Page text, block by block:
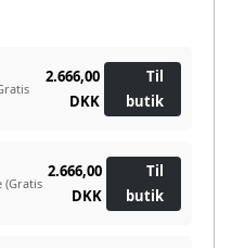
2.666,00
DKK
Til
butik
(Gratis
2.666,00
DKK
Til
butik